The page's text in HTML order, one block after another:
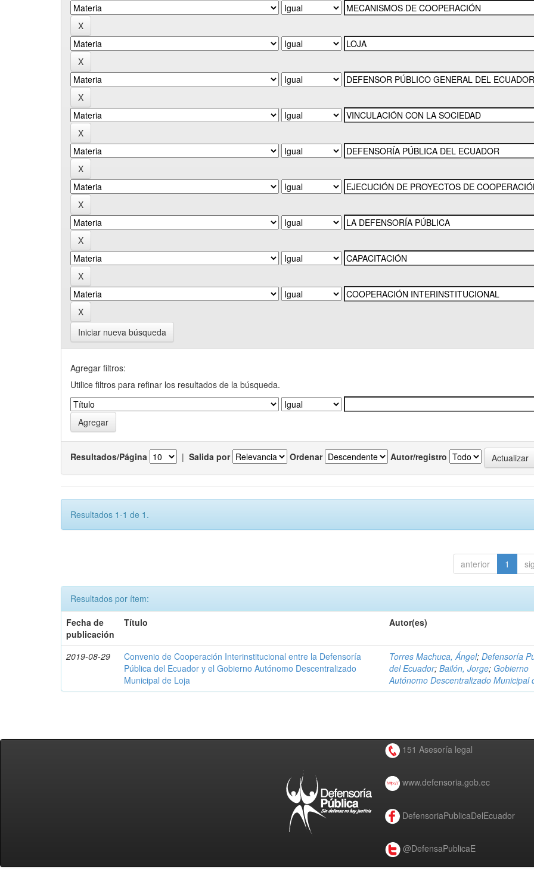
Iniciar nueva búsqueda
Agregar filtros:
Utilice filtros para refinar los resultados de la búsqueda.
Resultados/Página | Salida por Ordenar Autor/registro
Resultados 1-1 de 1.
anterior 1
Resultados por ítem:
Fecha de
publicación
Título Autor(es)
2019-08-29
Convenio de Cooperación Interinstitucional entre la Defensoría
Pública del Ecuador y el Gobierno Autónomo Descentralizado
Municipal de Loja
Torres Machuca, Ángel;Defensoría
del Ecuador;Bailón, Jorge; Gobierno
Autónomo Descentralizado Municipal
151 Asesoría legal
www.defensoria.gob.ec
DefensoriaPublicaDelEcuador
@DefensaPublicaE